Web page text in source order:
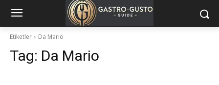
Etiketler Da Mario
Tag: Da Mario